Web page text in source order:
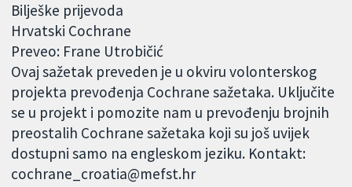
Bilješke prijevoda
Hrvatski Cochrane
Preveo: Frane Utrobičić
Ovaj sažetak preveden je u okviru volonterskog
projekta prevođenja Cochrane sažetaka. Uključite
se u projekt i pomozite nam u prevođenju brojnih
preostalih Cochrane sažetaka koji su još uvijek
dostupni samo na engleskom jeziku. Kontakt:
cochrane_croatia@mefst.hr